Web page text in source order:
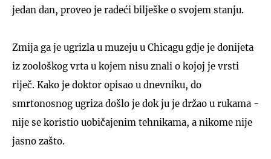
jedan dan, proveo je radeći bilješke o svojem stanju.
Zmija ga je ugrizla u muzeju u Chicagu gdje je donijeta
iz zoološkog vrta u kojem nisu znali o kojoj je vrsti
riječ. Kako je doktor opisao u dnevniku, do
smrtonosnog ugriza došlo je dok ju je držao u rukama -
nije se koristio uobičajenim tehnikama, a nikome nije
jasno zašto.